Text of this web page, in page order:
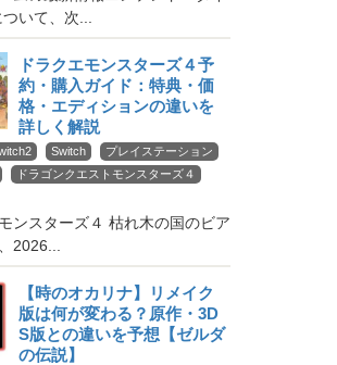
いて、次...
ドラクエモンスターズ４予
約・購入ガイド：特典・価
格・エディションの違いを
詳しく解説
Switch
プレイステーション
ドラゴンクエストモンスターズ４
ンスターズ４ 枯れ木の国のビア
2026...
【時のオカリナ】リメイク
版は何が変わる？原作・3D
S版との違いを予想【ゼルダ
の伝説】